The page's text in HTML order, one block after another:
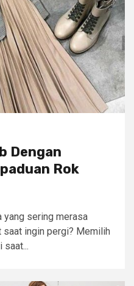
Dengan
Rok
yang sering merasa
ingin pergi? Memilih